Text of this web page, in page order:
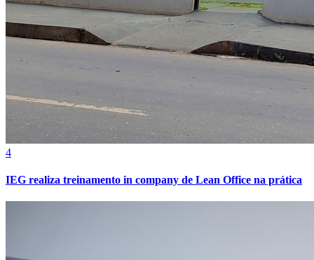
4
IEG realiza treinamento in company de Lean Office na prática